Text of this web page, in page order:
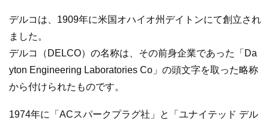
デルコは、1909年に米国オハイオ州デイトンにて創立され
ました。
デルコ（DELCO）の名称は、その前身企業であった「Da
yton Engineering Laboratories Co」の頭文字を取った略称
から付けられたものです。
1974年に「ACスパークプラグ社」と「ユナイテッド デル